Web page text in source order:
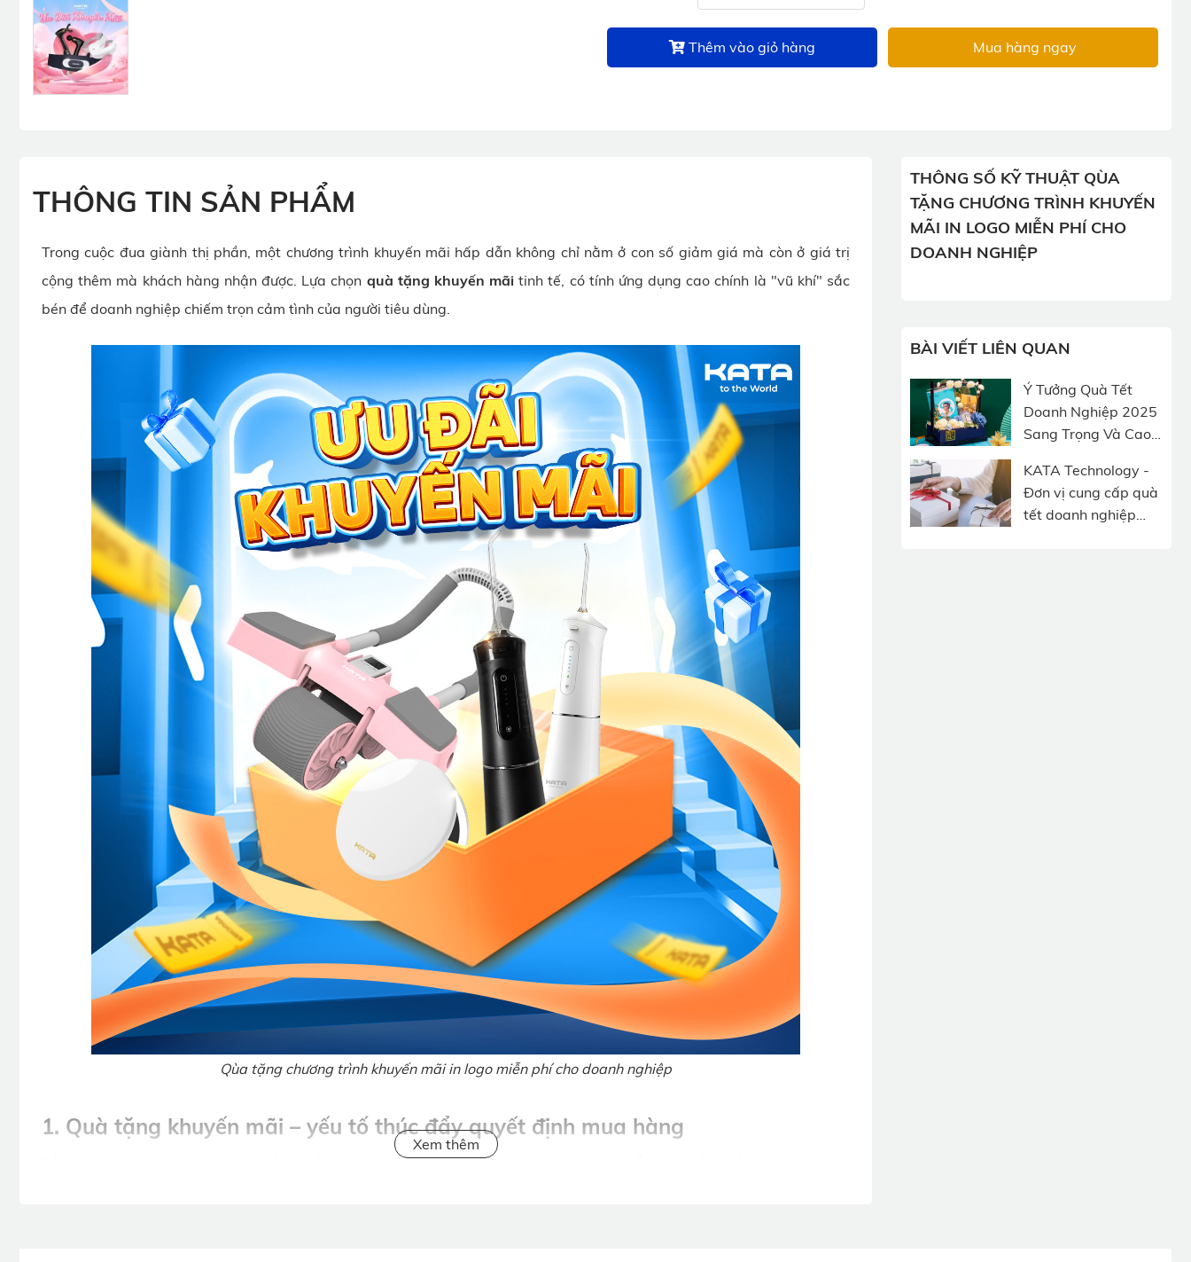
Thêm vào giỏ hàng Mua hàng ngay
THÔNG TIN SẢN PHẨM
Trong cuộc đua giành thị phần, một chương trình khuyến mãi hấp dẫn không chỉ nằm ở con số giảm giá mà còn ở giá trị
cộng thêm mà khách hàng nhận được. Lựa chọn quà tặng khuyến mãi tinh tế, có tính ứng dụng cao chính là "vũ khí" sắc
bén để doanh nghiệp chiếm trọn cảm tình của người tiêu dùng.
Qùa tặng chương trình khuyến mãi in logo miễn phí cho doanh nghiệp
1. Quà tặng khuyến mãi – yếu tố thúc đẩy quyết định mua hàng
Sử dụng quà tặng khuyến mãi là một nghệ thuật trong tâm lý học hành vi, giúp xoay chuyển quyết định của khách hàng từ
THÔNG SỐ KỸ THUẬT QÙA
TẶNG CHƯƠNG TRÌNH KHUYẾN
MÃI IN LOGO MIỄN PHÍ CHO
DOANH NGHIỆP
BÀI VIẾT LIÊN QUAN
Ý Tưởng Quà Tết
Doanh Nghiệp 2025
Sang Trọng Và Cao
KATA Technology -
Đơn vị cung cấp quà
tết doanh nghiệp